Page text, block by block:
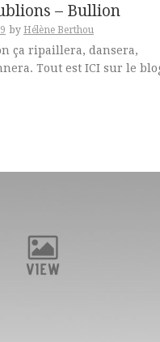
– Bullion
by Hélène Berthou
ça ripaillera, dansera,
Tout est ICI sur le